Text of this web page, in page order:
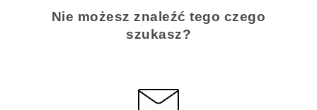
Nie możesz znaleźć tego czego
szukasz?